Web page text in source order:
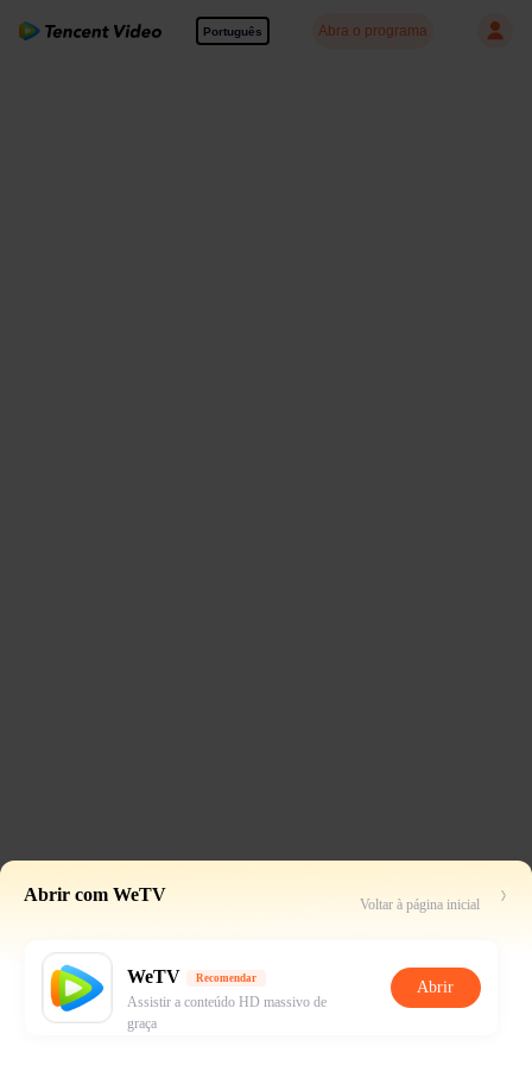
Português Abra o programa
Abrir com WeTV Voltar à página inicial
WeTV Recomendar
Assistir a conteúdo HD massivo de
graça
Abrir